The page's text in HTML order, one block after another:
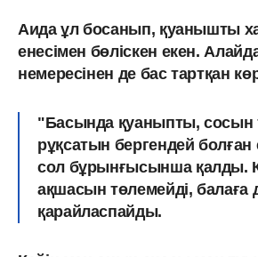
Аида ұл босанып, қуанышты
енесімен бөліскен екен.
немересінен де бас тартқан
"Басында қуаныпты, сосын
рұқсатын бергендей болған
сол бұрынғысынша қалды.
ақшасын төлемейді, балаға
қарайласпайды.